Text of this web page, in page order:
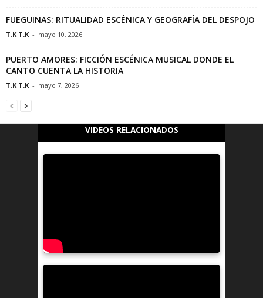
FUEGUINAS: RITUALIDAD ESCÉNICA Y GEOGRAFÍA DEL DESPOJO
T.K T.K - mayo 10, 2026
PUERTO AMORES: FICCIÓN ESCÉNICA MUSICAL DONDE EL
CANTO CUENTA LA HISTORIA
T.K T.K - mayo 7, 2026
VIDEOS RELACIONADOS